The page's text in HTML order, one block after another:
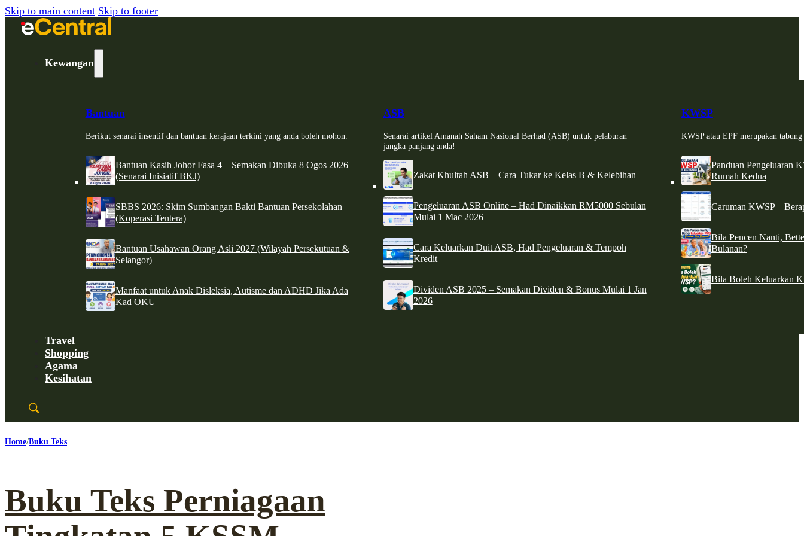
Skip to main content Skip to footer
Kewangan
Bantuan
Berikut senarai insentif dan bantuan kerajaan terkini yang anda boleh mohon.
Bantuan Kasih Johor Fasa 4 – Semakan Dibuka 8 Ogos 2026
(Senarai Inisiatif BKJ)
SBBS 2026: Skim Sumbangan Bakti Bantuan Persekolahan
(Koperasi Tentera)
Bantuan Usahawan Orang Asli 2027 (Wilayah Persekutuan &
Selangor)
Manfaat untuk Anak Disleksia, Autisme dan ADHD Jika Ada
Kad OKU
ASB
Senarai artikel Amanah Saham Nasional Berhad (ASB) untuk pelaburan
jangka panjang anda!
Zakat Khultah ASB – Cara Tukar ke Kelas B & Kelebihan
Pengeluaran ASB Online – Had Dinaikkan RM5000 Sebulan
Mulai 1 Mac 2026
Cara Keluarkan Duit ASB, Had Pengeluaran & Tempoh
Kredit
Dividen ASB 2025 – Semakan Dividen & Bonus Mulai 1 Jan
2026
KWSP
KWSP atau EPF merupakan
Panduan Pengeluaran
Rumah Kedua
Caruman KWSP –
Bila Pencen Nanti,
Bulanan?
Bila Boleh Keluarkan
Travel
Shopping
Agama
Kesihatan
Home Buku Teks
Buku Teks Perniagaan